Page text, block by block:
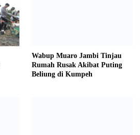
Wabup Muaro Jambi Tinjau
Rumah Rusak Akibat Puting
Beliung di Kumpeh